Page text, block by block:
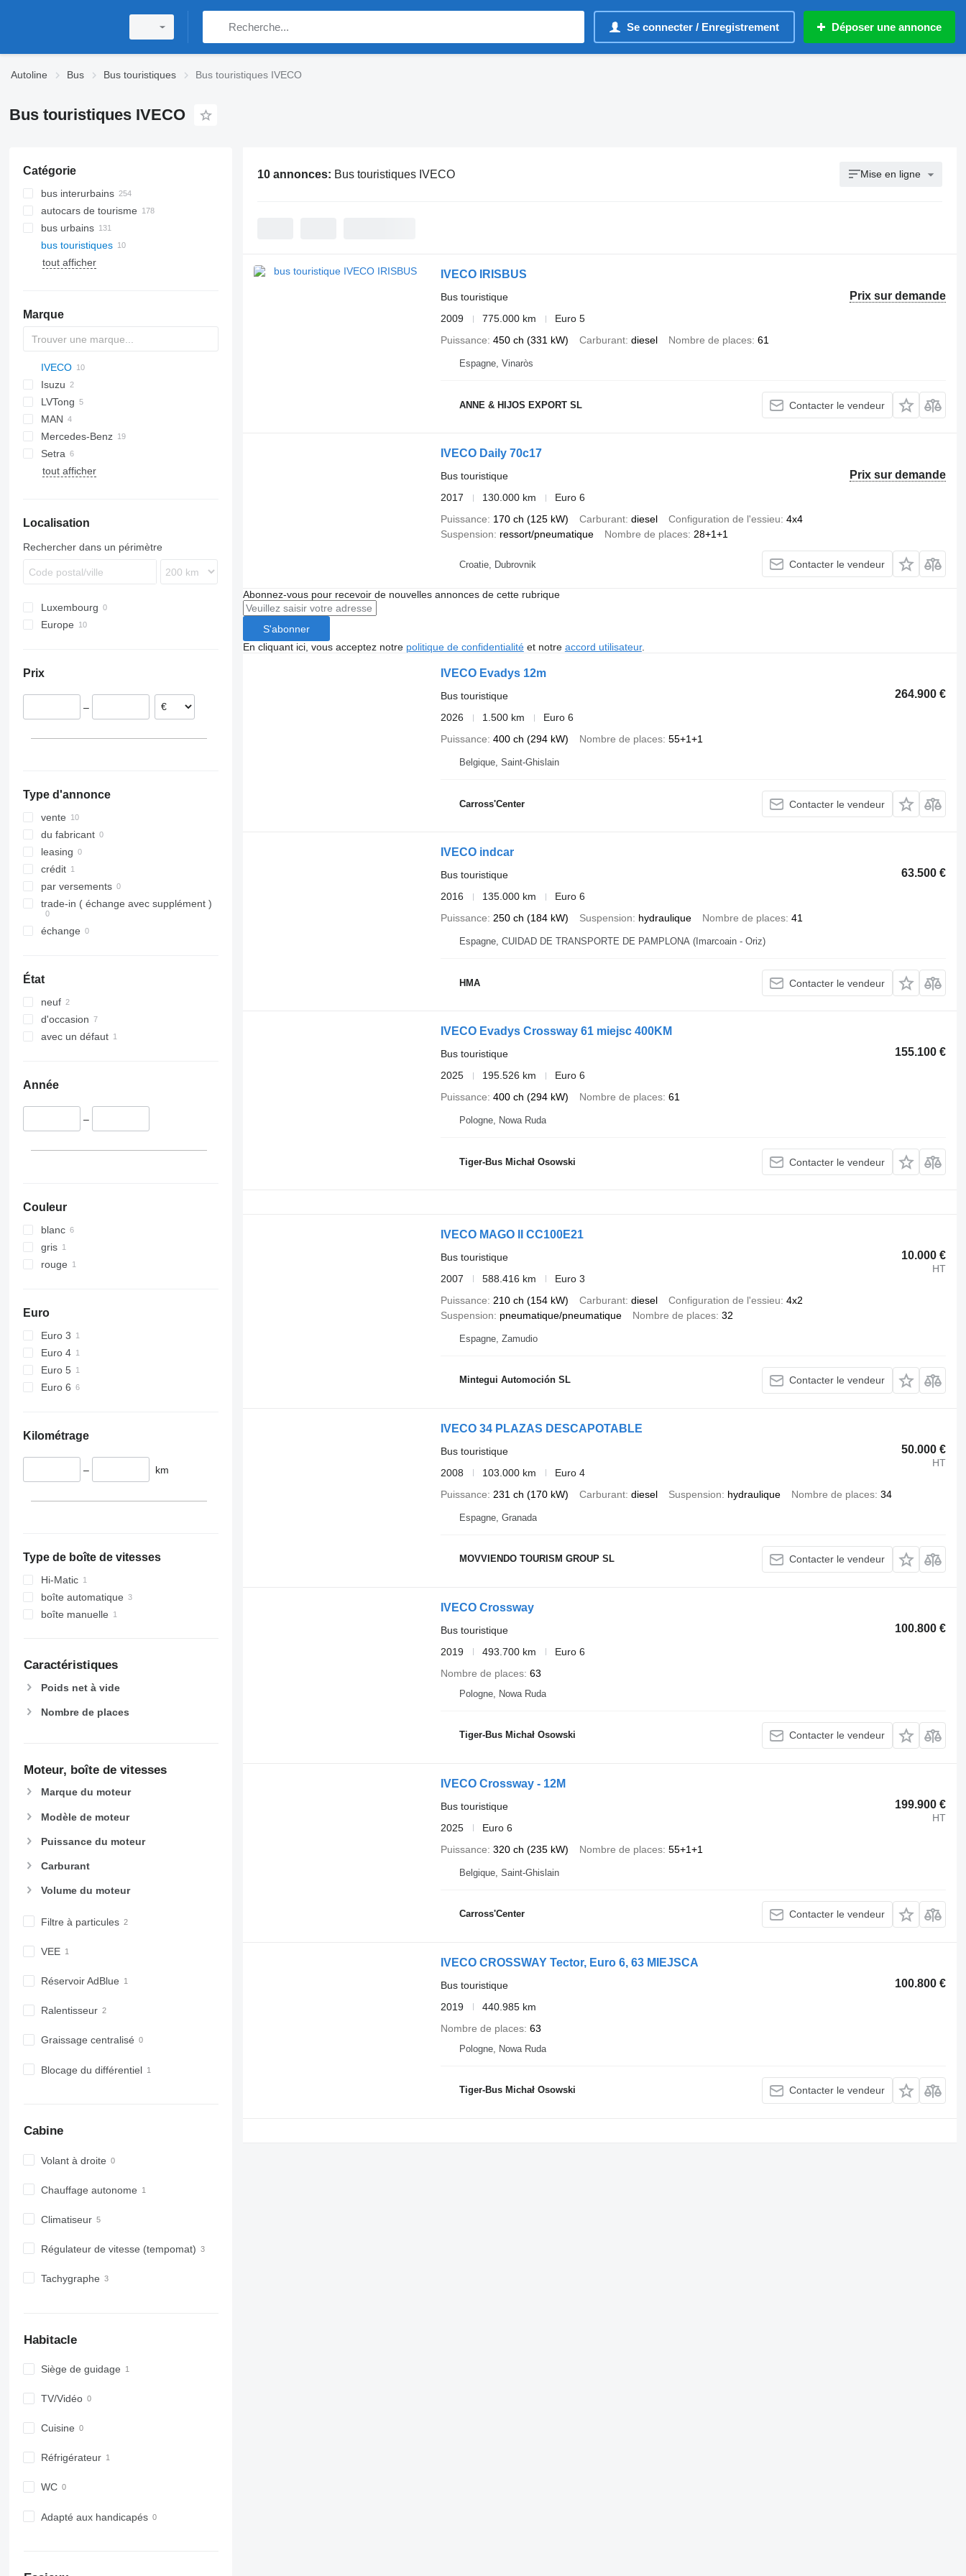
Se connecter / Enregistrement Déposer une annonce
Autoline Bus Bus touristiques Bus touristiques IVECO
Bus touristiques IVECO
Catégorie
bus interurbains
autocars de tourisme
bus urbains
bus touristiques
tout afficher
Marque
Magiq
IVECO
Crossway
Daily
Daily 70
Daily 70C17
Evadys
Mago
Crossway
Isuzu
Novo
Visigo
LVTong
MAN
IRIZAR
Mercedes-Benz
Integro
O-series
Navigo
Setra
S-series
Prestij
Futura
tout afficher
Localisation
Rechercher dans un périmètre
Luxembourg
Europe
Croatie
Prix
–
Type d'annonce
vente
du fabricant
leasing
crédit
par versements
trade-in ( échange avec supplément )
échange
État
neuf
d'occasion
avec un défaut
Année
–
Couleur
blanc
gris
rouge
Euro
Euro 3
Euro 4
Euro 5
Euro 6
Kilométrage
– km
Type de boîte de vitesses
Hi-Matic
boîte automatique
boîte manuelle
Caractéristiques
Poids net à vide
Nombre de places
Moteur, boîte de vitesses
Marque du moteur
Modèle de moteur
Puissance du moteur
Carburant
Volume du moteur
Filtre à particules
VEE
Réservoir AdBlue
Ralentisseur
Graissage centralisé
Blocage du différentiel
Cabine
Volant à droite
Chauffage autonome
Climatiseur
Régulateur de vitesse (tempomat)
Tachygraphe
Habitacle
Siège de guidage
TV/Vidéo
Cuisine
Réfrigérateur
WC
Adapté aux handicapés
10 annonces: Bus touristiques IVECO Mise en ligne
IVECO IRISBUS
Prix sur demande
Bus touristique
2009
775.000 km
Euro 5
Puissance 450 ch (331 kW) Carburant diesel Nombre de places 61
Espagne, Vinaròs
ANNE & HIJOS EXPORT SL Contacter le vendeur
IVECO Daily 70c17
Prix sur demande
Bus touristique
2017
130.000 km
Euro 6
Puissance
170 ch (125 kW) Carburant diesel Configuration de l'essieu 4x4
Suspension
ressort/pneumatique Nombre de places 28+1+1
Croatie, Dubrovnik Contacter le vendeur
Abonnez-vous pour recevoir de nouvelles annonces de cette rubrique
S'abonner
En cliquant ici, vous acceptez notre politique de confidentialitéet notre accord utilisateur.
IVECO Evadys 12m
264.900 €
Bus touristique
2026
1.500 km
Euro 6
Puissance 400 ch (294 kW) Nombre de places 55+1+1
Belgique, Saint-Ghislain
Carross'Center Contacter le vendeur
IVECO indcar
63.500 €
Bus touristique
2016
135.000 km
Euro 6
Puissance
250 ch (184 kW) Suspension hydraulique Nombre de places 41
Espagne, CUIDAD DE TRANSPORTE DE PAMPLONA (Imarcoain - Oriz)
HMA Contacter le vendeur
IVECO Evadys Crossway 61 miejsc 400KM
155.100 €
Bus touristique
2025
195.526 km
Euro 6
Puissance 400 ch (294 kW) Nombre de places 61
Pologne, Nowa Ruda
Tiger-Bus Michał Osowski Contacter le vendeur
IVECO MAGO II CC100E21
10.000 €
HT
Bus touristique
2007
588.416 km
Euro 3
Puissance
210 ch (154 kW) Carburant diesel Configuration de l'essieu 4x2
Suspension
pneumatique/pneumatique Nombre de places 32
Espagne, Zamudio
Mintegui Automoción SL Contacter le vendeur
IVECO 34 PLAZAS DESCAPOTABLE
50.000 €
HT
Bus touristique
2008
103.000 km
Euro 4
Puissance
231 ch (170 kW) Carburant diesel Suspension hydraulique Nombre de places 34
Espagne, Granada
MOVVIENDO TOURISM GROUP SL Contacter le vendeur
IVECO Crossway
100.800 €
Bus touristique
2019
493.700 km
Euro 6
Nombre de places 63
Pologne, Nowa Ruda
Tiger-Bus Michał Osowski Contacter le vendeur
IVECO Crossway - 12M
199.900 €
HT
Bus touristique
2025
Euro 6
Puissance 320 ch (235 kW) Nombre de places 55+1+1
Belgique, Saint-Ghislain
Carross'Center Contacter le vendeur
IVECO CROSSWAY Tector, Euro 6, 63 MIEJSCA
100.800 €
Bus touristique
2019
440.985 km
Nombre de places 63
Pologne, Nowa Ruda
Tiger-Bus Michał Osowski Contacter le vendeur